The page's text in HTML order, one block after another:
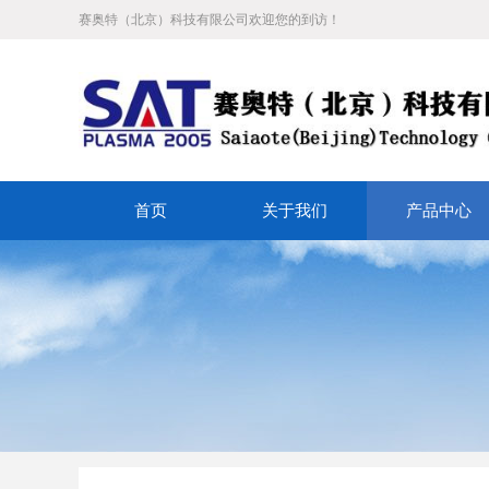
赛奥特（北京）科技有限公司欢迎您的到访！
首页 关于我们 产品中心